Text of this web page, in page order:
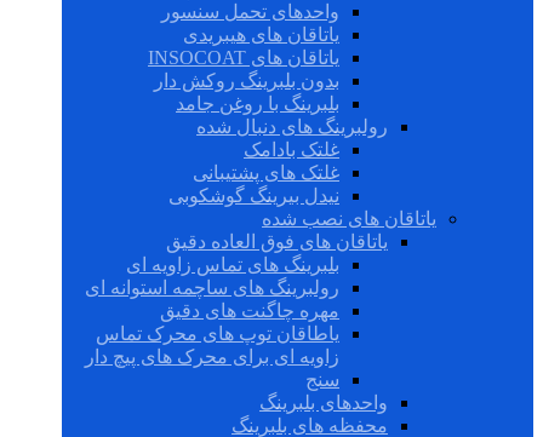
واحدهای تحمل سنسور
یاتاقان های هیبریدی
یاتاقان های INSOCOAT
بدون بلبرینگ روکش دار
بلبرینگ با روغن جامد
رولبرینگ های دنبال شده
غلتک بادامک
غلتک های پشتیبانی
نیدل بیرینگ گوشکوبی
یاتاقان های نصب شده
یاتاقان های فوق العاده دقیق
بلبرینگ های تماس زاویه ای
رولبرینگ های ساچمه استوانه ای
مهره چاگنت های دقیق
یاطاقان توپ های محرک تماس
زاویه ای برای محرک های پیچ دار
سنج
واحدهای بلبرینگ
محفظه های بلبرینگ